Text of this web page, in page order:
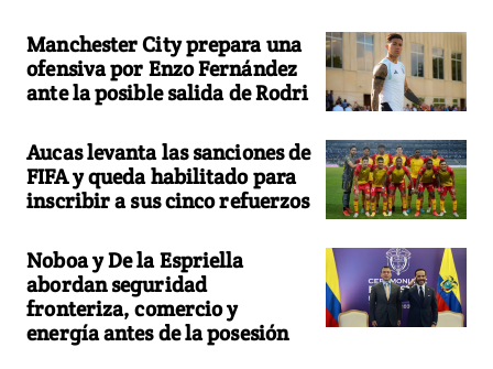
Manchester City prepara una
ofensiva por Enzo Fernández
ante la posible salida de Rodri
Aucas levanta las sanciones de
FIFA y queda habilitado para
inscribir a sus cinco refuerzos
Noboa y De la Espriella
abordan seguridad
fronteriza, comercio y
energía antes de la posesión